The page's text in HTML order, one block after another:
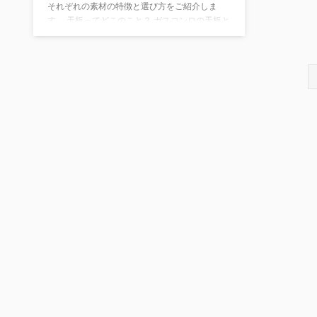
それぞれの素材の特徴と選び方をご紹介しま
す。 天板ってどこのこと？ ガスコンロの天板と
は、火が出るコンロの下の部分を指します。 こ